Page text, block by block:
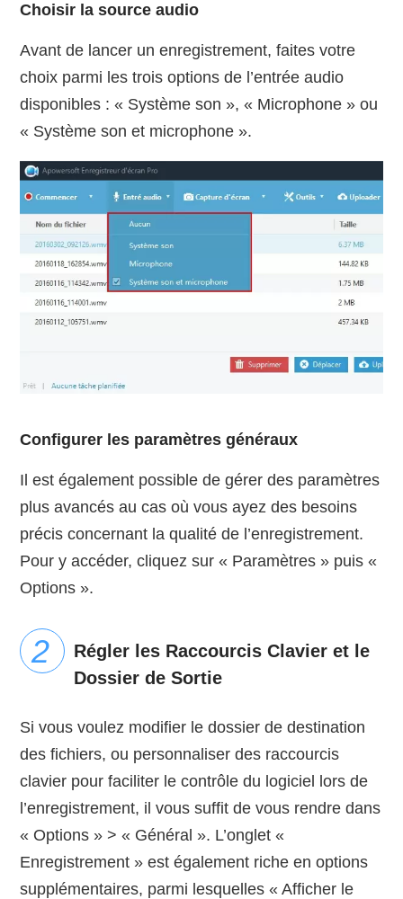
Choisir la source audio
Avant de lancer un enregistrement, faites votre
choix parmi les trois options de l’entrée audio
disponibles : « Système son », « Microphone » ou
« Système son et microphone ».
Configurer les paramètres généraux
Il est également possible de gérer des paramètres
plus avancés au cas où vous ayez des besoins
précis concernant la qualité de l’enregistrement.
Pour y accéder, cliquez sur « Paramètres » puis «
Options ».
Régler les Raccourcis Clavier et le
Dossier de Sortie
Si vous voulez modifier le dossier de destination
des fichiers, ou personnaliser des raccourcis
clavier pour faciliter le contrôle du logiciel lors de
l’enregistrement, il vous suffit de vous rendre dans
« Options » > « Général ». L’onglet «
Enregistrement » est également riche en options
supplémentaires, parmi lesquelles « Afficher le